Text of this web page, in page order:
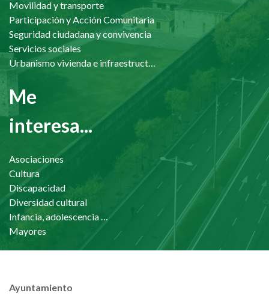
Movilidad y transporte
Participación y Acción Comunitaria
Seguridad ciudadana y convivencia
Servicios sociales
Me
interesa...
Asociaciones
Cultura
Discapacidad
Diversidad cultural
Mayores
Ayuntamiento